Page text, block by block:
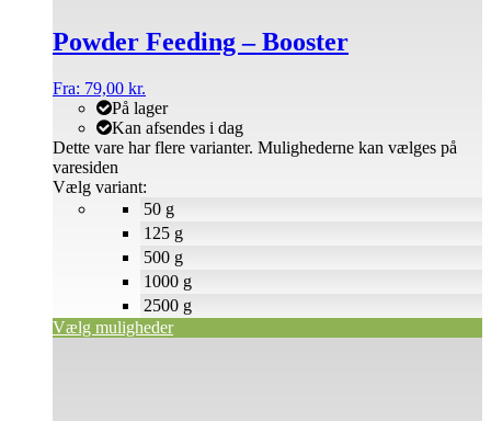
Powder Feeding – Booster
Fra: 79,00 kr.
På lager
Kan afsendes i dag
Vælg variant:
Vælg muligheder
Dette vare har flere varianter. Mulighederne kan vælges på
varesiden
50 g
125 g
500 g
1000 g
2500 g